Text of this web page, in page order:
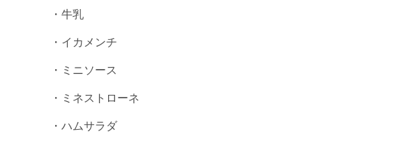
・牛乳
・イカメンチ
・ミニソース
・ミネストローネ
・ハムサラダ